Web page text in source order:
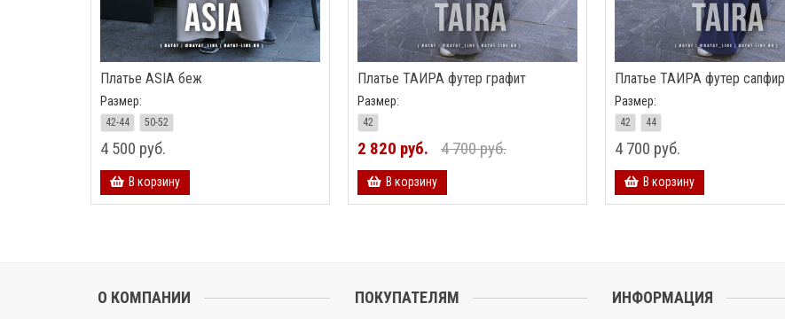
Платье ASIA беж
Размер:
42-44 50-52
4 500 руб.
В корзину
Платье ТАИРА футер графит
Размер:
42
2 820 руб. 4 700 руб.
В корзину
Платье ТАИРА футер сапфир
Размер:
42 44
4 700 руб.
В корзину
О КОМПАНИИ ПОКУПАТЕЛЯМ ИНФОРМАЦИЯ